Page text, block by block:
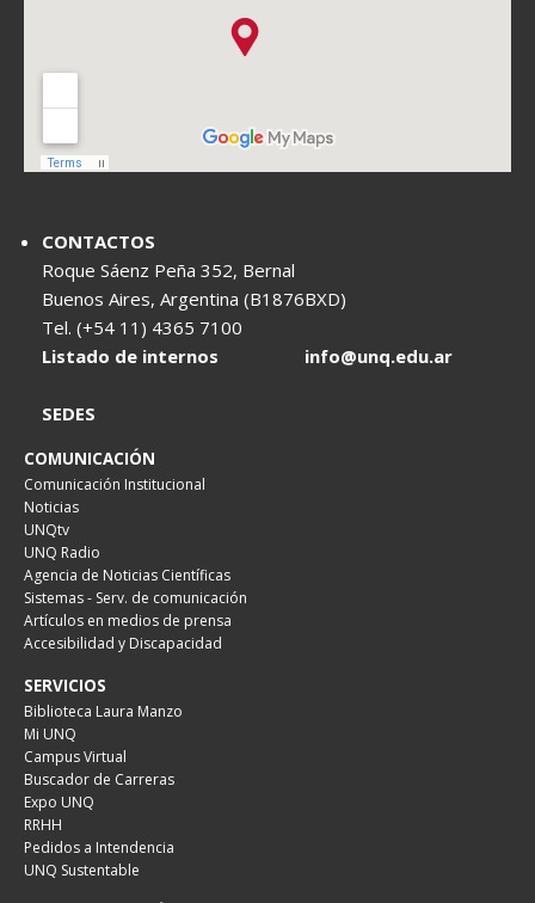
CONTACTOS
Roque Sáenz Peña 352, Bernal
Buenos Aires, Argentina (B1876BXD)
Tel. (+54 11) 4365 7100
Listado de internos
info@unq.edu.ar
SEDES
COMUNICACIÓN
Comunicación Institucional
Noticias
UNQtv
UNQ Radio
Agencia de Noticias Científicas
Sistemas - Serv. de comunicación
Artículos en medios de prensa
Accesibilidad y Discapacidad
SERVICIOS
Biblioteca Laura Manzo
Mi UNQ
Campus Virtual
Buscador de Carreras
Expo UNQ
RRHH
Pedidos a Intendencia
UNQ Sustentable